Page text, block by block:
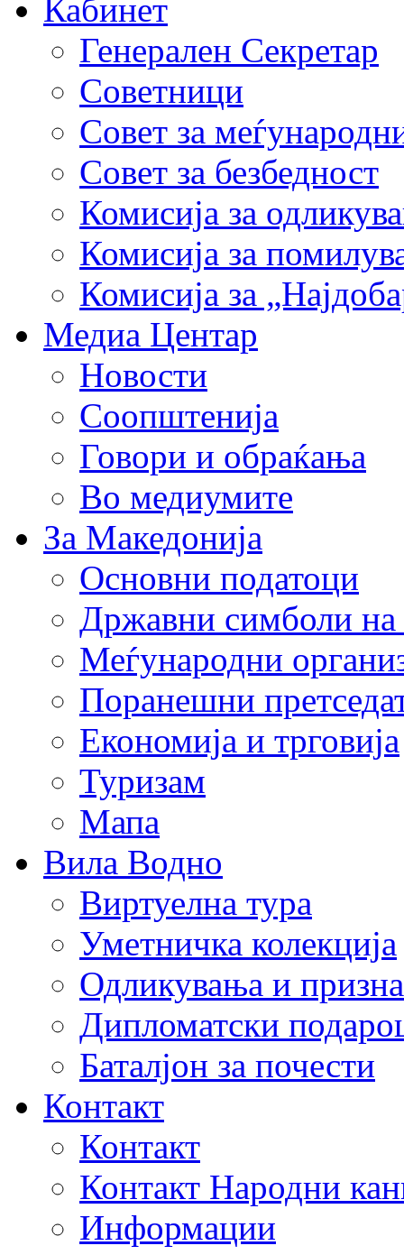
Кабинет
Генерален Секретар
Советници
Совет за
Совет за безбедност
Комисија за
Комисија за
Комисија за
Медиа Центар
Новости
Соопштенија
Говори и обраќања
Во медиумите
За Македонија
Основни податоци
Државни симболи
Меѓународни
Поранешни
Економија и трговија
Туризам
Мапа
Вила Водно
Виртуелна тура
Уметничка колекција
Одликувања и
Дипломатски
Баталјон за почести
Контакт
Контакт
Контакт Народни
Информации